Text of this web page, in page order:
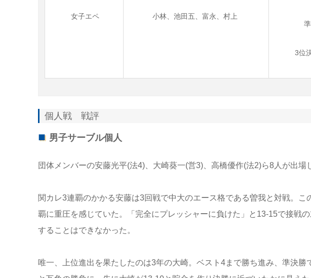
女子エペ 小林、池田五、富永、村上
3位
個人戦 戦評
男子サーブル個人
団体メンバーの安藤光平(法4)、大崎葵一(営3)、高橋優作(法2)ら8人が出場
関カレ3連覇のかかる安藤は3回戦で中大のエース格である曽我と対戦。
覇に重圧を感じていた。「完全にプレッシャーに負けた」と13-15で接戦
することはできなかった。
唯一、上位進出を果たしたのは3年の大崎。ベスト4まで勝ち進み、準決